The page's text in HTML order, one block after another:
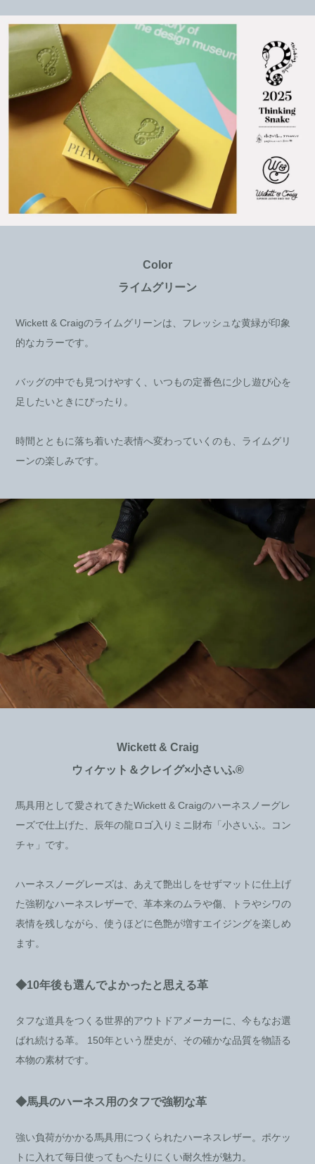
Color
ライムグリーン
Wickett & Craigのライムグリーンは、フレッシュな黄緑が印象
的なカラーです。
バッグの中でも見つけやすく、いつもの定番色に少し遊び心を
足したいときにぴったり。
時間とともに落ち着いた表情へ変わっていくのも、ライムグリ
ーンの楽しみです。
Wickett & Craig
ウィケット＆クレイグ×小さいふ®
馬具用として愛されてきたWickett & Craigのハーネスノーグレ
ーズで仕上げた、辰年の龍ロゴ入りミニ財布「小さいふ。コン
チャ」です。
ハーネスノーグレーズは、あえて艶出しをせずマットに仕上げ
た強靭なハーネスレザーで、革本来のムラや傷、トラやシワの
表情を残しながら、使うほどに色艶が増すエイジングを楽しめ
ます。
◆10年後も選んでよかったと思える革
タフな道具をつくる世界的アウトドアメーカーに、今もなお選
ばれ続ける革。 150年という歴史が、その確かな品質を物語る
本物の素材です。
◆馬具のハーネス用のタフで強靭な革
強い負荷がかかる馬具用につくられたハーネスレザー。ポケッ
トに入れて毎日使ってもへたりにくい耐久性が魅力。